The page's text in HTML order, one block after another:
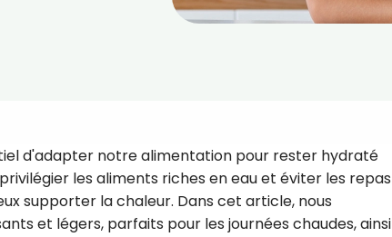
d'adapter notre alimentation pour rester hydraté
les aliments riches en eau et éviter les repas
supporter la chaleur. Dans cet article, nous
et légers, parfaits pour les journées chaudes, ainsi